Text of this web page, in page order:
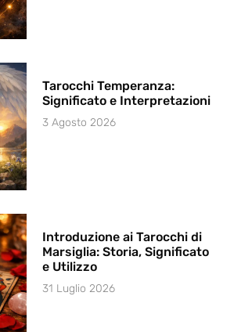
Tarocchi Temperanza:
Significato e Interpretazioni
3 Agosto 2026
Introduzione ai Tarocchi di
Marsiglia: Storia, Significato
e Utilizzo
31 Luglio 2026